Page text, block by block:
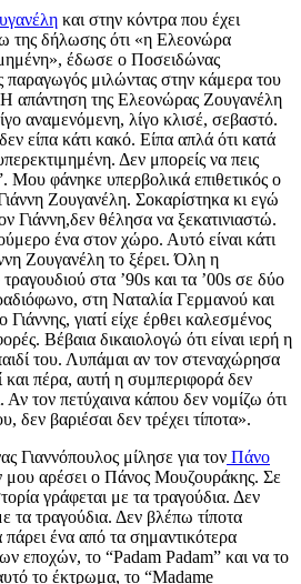
και στην κόντρα που έχει
της δήλωσης ότι «η Ελεονώρα
έδωσε ο Ποσειδώνας
παραγωγός μιλώντας στην κάμερα του
απάντηση της Ελεονώρας Ζουγανέλη
αναμενόμενη, λίγο κλισέ, σεβαστό.
είπα κάτι κακό. Είπα απλά ότι κατά
Δεν μπορείς να πεις
Μου φάνηκε υπερβολικά επιθετικός ο
Ζουγανέλη. Σοκαρίστηκα κι εγώ
Γιάννη,δεν θέλησα να ξεκατινιαστώ.
ένα στον χώρο. Αυτό είναι κάτι
Ζουγανέλη το ξέρει. Όλη η
στα ’90s και τα ’00s σε δύο
στη Ναταλία Γερμανού και
γιατί είχε έρθει καλεσμένος
Βέβαια δικαιολογώ ότι είναι ιερή η
του. Λυπάμαι αν τον στεναχώρησα
πέρα, αυτή η συμπεριφορά δεν
Αν τον πετύχαινα κάπου δεν νομίζω ότι
δεν βαριέσαι δεν τρέχει τίποτα».
Γιαννόπουλος μίλησε για τον Πάνο
μου αρέσει ο Πάνος Μουζουράκης. Σε
γράφεται με τα τραγούδια. Δεν
τα τραγούδια. Δεν βλέπω τίποτα
ένα από τα σημαντικότερα
εποχών, το “Padam Padam” και να το
το έκτρωμα, το “Madame